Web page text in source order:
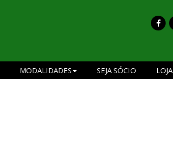
MODALIDADES SEJA SÓCIO LOJA